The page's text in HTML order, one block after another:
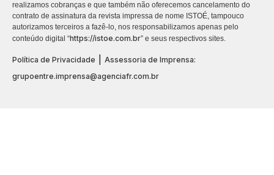
realizamos cobranças e que também não oferecemos cancelamento do
contrato de assinatura da revista impressa de nome ISTOÉ, tampouco
autorizamos terceiros a fazê-lo, nos responsabilizamos apenas pelo
conteúdo digital “https://istoe.com.br” e seus respectivos sites.
Política de Privacidade
Assessoria de Imprensa:
grupoentre.imprensa@agenciafr.com.br